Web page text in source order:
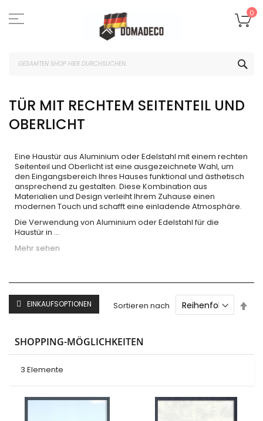
Inhalt
springen
0
TÜR MIT RECHTEM SEITENTEIL UND
OBERLICHT
Eine Haustür aus Aluminium oder Edelstahl mit einem rechten
Seitenteil und Oberlicht ist eine ausgezeichnete Wahl, um
den Eingangsbereich Ihres Hauses funktional und ästhetisch
ansprechend zu gestalten. Diese Kombination aus
Materialien und Design verleiht Ihrem Zuhause einen
modernen Touch und schafft eine einladende Atmosphäre.
Die Verwendung von Aluminium oder Edelstahl für die
Haustür in ...
Mehr sehen
3 Elemente
Sortieren nach
EINKAUFSOPTIONEN
SHOPPING-MÖGLICHKEITEN